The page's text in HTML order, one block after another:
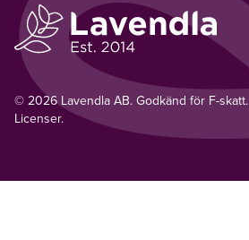
© 2026 Lavendla AB. Godkänd för F-skatt.
Licenser.